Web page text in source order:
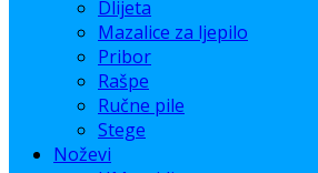
Dlijeta
Mazalice za ljepilo
Pribor
Rašpe
Ručne pile
Stege
Noževi